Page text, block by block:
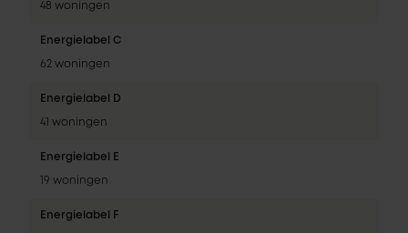
48 woningen
Energielabel C
62 woningen
Energielabel D
41 woningen
Energielabel E
19 woningen
Energielabel F